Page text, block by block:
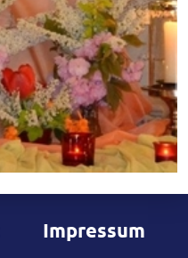
Impressum